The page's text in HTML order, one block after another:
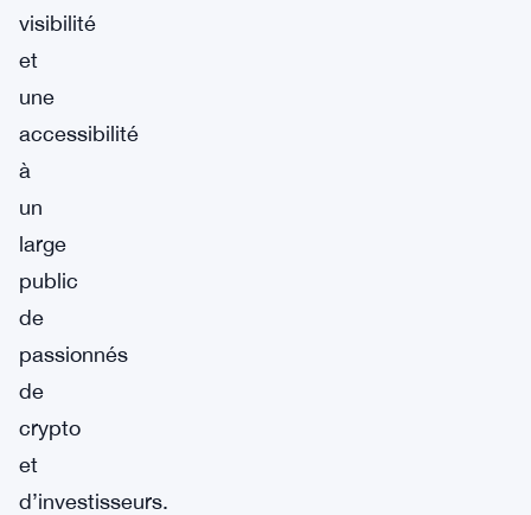
visibilité
et
une
accessibilité
à
un
large
public
de
passionnés
de
crypto
et
d’investisseurs.